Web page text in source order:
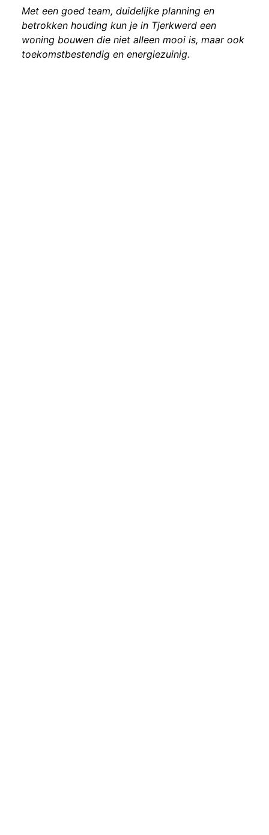
Met een goed team, duidelijke planning en
betrokken houding kun je in Tjerkwerd een
woning bouwen die niet alleen mooi is, maar ook
toekomstbestendig en energiezuinig.